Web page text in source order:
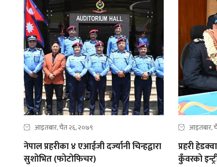
आइतबार, चैत २६, २०७९
नेपाल प्रहरीका ४ एआईजी दर्ज्यानी चिन्हद्वारा
सुशोभित (फोटोफिचर)
आइतबार,
प्रहरी
कुँवरको